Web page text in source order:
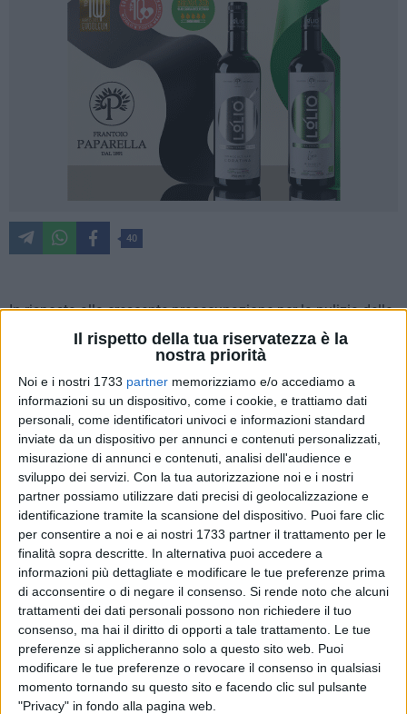
Il rispetto della tua riservatezza è la
nostra priorità
Noi e i nostri 1733 partner memorizziamo e/o accediamo a
informazioni su un dispositivo, come i cookie, e trattiamo dati
personali, come identificatori univoci e informazioni standard
inviate da un dispositivo per annunci e contenuti personalizzati,
misurazione di annunci e contenuti, analisi dell'audience e
sviluppo dei servizi. Con la tua autorizzazione noi e i nostri
partner possiamo utilizzare dati precisi di geolocalizzazione e
identificazione tramite la scansione del dispositivo. Puoi fare clic
per consentire a noi e ai nostri 1733 partner il trattamento per le
finalità sopra descritte. In alternativa puoi accedere a
informazioni più dettagliate e modificare le tue preferenze prima
di acconsentire o di negare il consenso. Si rende noto che alcuni
trattamenti dei dati personali possono non richiedere il tuo
consenso, ma hai il diritto di opporti a tale trattamento. Le tue
preferenze si applicheranno solo a questo sito web. Puoi
modificare le tue preferenze o revocare il consenso in qualsiasi
momento tornando su questo sito e facendo clic sul pulsante
"Privacy" in fondo alla pagina web.
40
In risposta alla crescente preoccupazione per la pulizia delle
aree pubbliche e il rispetto dell'ambiente, i volontari del
Nucleo guardia ambientale Sezione di Barletta hanno
organizzato una "Giornata di Sensibilizzazione contro le
Deiezioni Canine e Rispetto dell'Ambiente", che si terrà
domenica 11 febbraio a Barletta in Corso Vittorio Emanuele
(nei pressi della statua di Eraclio).
L'obiettivo di questa iniziativa è coinvolgere attivamente la
comunità nella promozione di comportamenti responsabili
nella gestione degli amici a quattro zampe e nel
mantenimento di spazi pubblici puliti e sicuri per tutti.
L'evento sarà animato dai volontari che daranno consigli e
istruzioni sui comportamenti più corretti e distribuiranno
gadgets a tutti coloro che passeranno con i loro amici a
quattro zampe. Un piccolo gesto da parte di ciascun
cittadino può fare una grande differenza per la nostra
comunità. Invitiamo tutti i cittadini a partecipare a questa